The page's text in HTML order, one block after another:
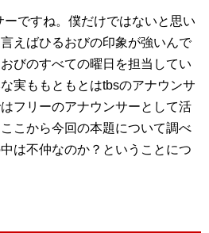
ですね。僕だけではないと思い
えばひるおびの印象が強いんで
びのすべての曜日を担当してい
実ももともとはtbsのアナウンサ
フリーのアナウンサーとして活
こから今回の本題について調べ
は不仲なのか？ということにつ